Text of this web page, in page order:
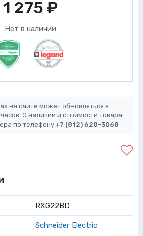
1 275 ₽
Нет в наличии
на сайте может обновляться в
О наличии и стоимости товара
по телефону +7 (812) 628-3068
RXG22BD
Schneider Electric